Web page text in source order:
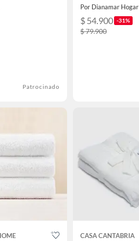
Patrocinado
Por Dianamar Hogar
$ 54.900 -31%
$ 79.900
CASA CANTABRIA